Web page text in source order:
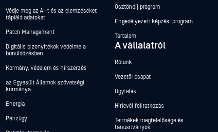
Védje meg az AI-t és az elemzéseket
tápláló adatokat
Patch Management
Digitális bizonyítékok védelme a
bűnüldözésben
Kormány, védelem és hírszerzés
az Egyesült Államok szövetségi
kormánya
Energia
Pénzügy
Ösztöndíj program
Engedélyezett képzési program
Tartalom
A vállalatról
Rólunk
Vezetői csapat
Ügyfelek
Hírlevél feliratkozás
Termékek megfelelősége és
tanúsítványok